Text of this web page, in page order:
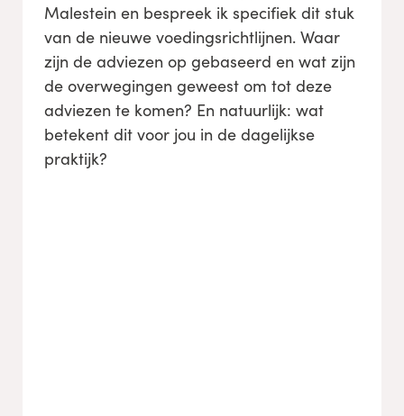
Malestein en bespreek ik specifiek dit stuk
van de nieuwe voedingsrichtlijnen. Waar
zijn de adviezen op gebaseerd en wat zijn
de overwegingen geweest om tot deze
adviezen te komen? En natuurlijk: wat
betekent dit voor jou in de dagelijkse
praktijk?